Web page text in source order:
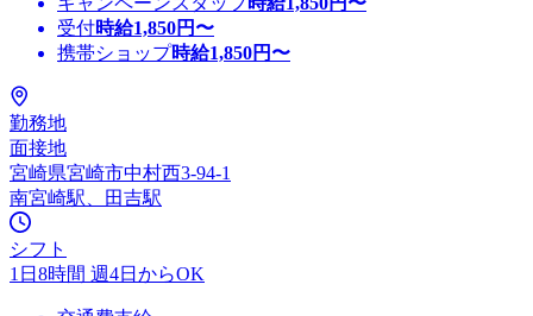
受付時給1,850円〜
携帯ショップ時給1,850円〜
勤務地
面接地
宮崎県宮崎市中村西3-94-1
南宮崎駅、田吉駅
シフト
1日8時間 週4日からOK